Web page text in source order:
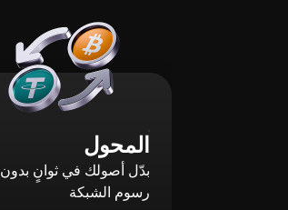
المحول
بدّل أصولك في ثوانٍ بدون
رسوم الشبكة